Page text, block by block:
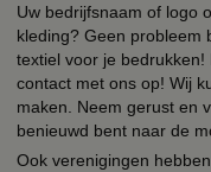
Uw bedrijfsnaam of logo
kleding? Geen probleem
textiel voor je
contact met ons op! Wij
maken. Neem gerust en
benieuwd bent naar de
Ook verenigingen